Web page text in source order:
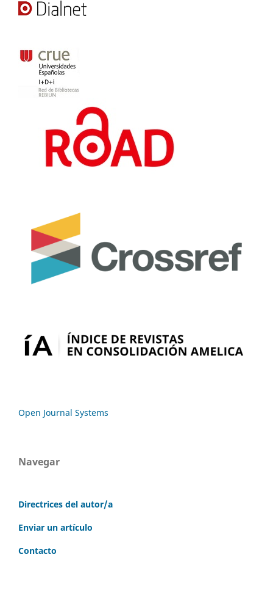
Open Journal Systems
Navegar
Directrices del autor/a
Enviar un artículo
Contacto